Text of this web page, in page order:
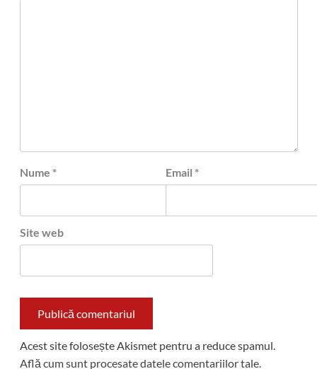
Nume * Email *
Site web
Acest site folosește Akismet pentru a reduce spamul.
Află cum sunt procesate datele comentariilor tale.